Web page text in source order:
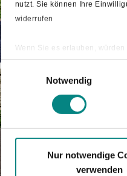
nutzt. Sie können Ihre
widerrufen
Wenn Sie es erlauben, würden
Ihr Gerät durch aktives
Erfahren Sie mehr darüber,
Einwilligungsauswahl
Notwendig
Nur notwendige
verwenden